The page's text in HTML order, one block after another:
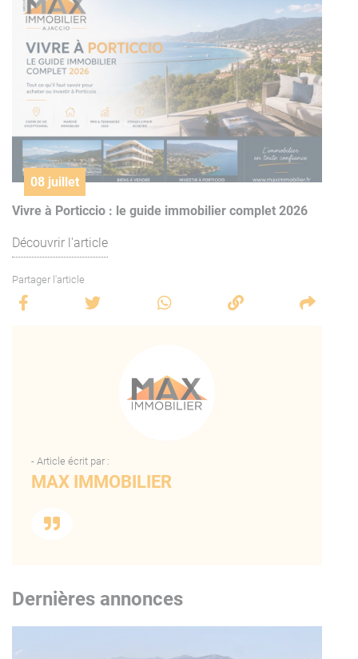
08 juillet
Vivre à Porticcio : le guide immobilier complet 2026
Découvrir l'article
Partager l'article
- Article écrit par :
MAX IMMOBILIER
Dernières annonces